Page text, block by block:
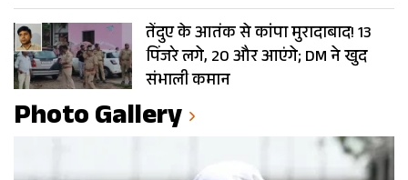
तेंदुए के आतंक से कांपा मुरादाबाद! 13
पिंजरे लगे, 20 और आएंगे; DM ने खुद
संभाली कमान
Photo Gallery